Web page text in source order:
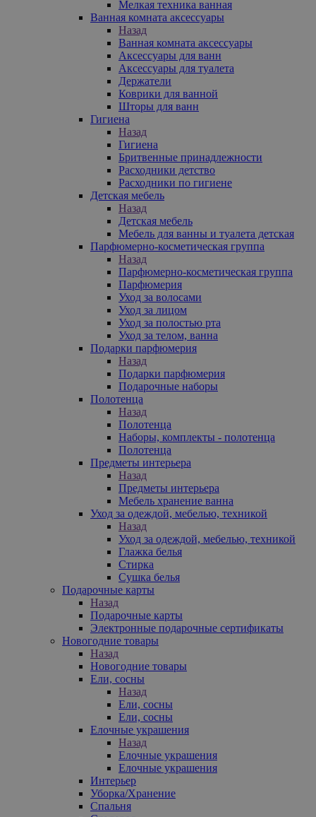
Мелкая техника ванная
Ванная комната аксессуары
Назад
Ванная комната аксессуары
Аксессуары для ванн
Аксессуары для туалета
Держатели
Коврики для ванной
Шторы для ванн
Гигиена
Назад
Гигиена
Бритвенные принадлежности
Расходники детство
Расходники по гигиене
Детская мебель
Назад
Детская мебель
Мебель для ванны и туалета детская
Парфюмерно-косметическая группа
Назад
Парфюмерно-косметическая группа
Парфюмерия
Уход за волосами
Уход за лицом
Уход за полостью рта
Уход за телом, ванна
Подарки парфюмерия
Назад
Подарки парфюмерия
Подарочные наборы
Полотенца
Назад
Полотенца
Наборы, комплекты - полотенца
Полотенца
Предметы интерьера
Назад
Предметы интерьера
Мебель хранение ванна
Уход за одеждой, мебелью, техникой
Назад
Уход за одеждой, мебелью, техникой
Глажка белья
Стирка
Сушка белья
Подарочные карты
Назад
Подарочные карты
Электронные подарочные сертификаты
Новогодние товары
Назад
Новогодние товары
Ели, сосны
Назад
Ели, сосны
Ели, сосны
Елочные украшения
Назад
Елочные украшения
Елочные украшения
Интерьер
Уборка/Хранение
Спальня